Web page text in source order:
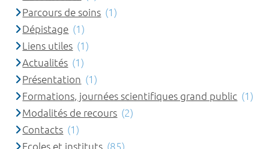
Parcours de soins (1)
Dépistage (1)
Liens utiles (1)
Actualités (1)
Présentation (1)
Formations, journées scientifiques grand public (1)
Modalités de recours (2)
Contacts (1)
Ecoles et instituts (85)